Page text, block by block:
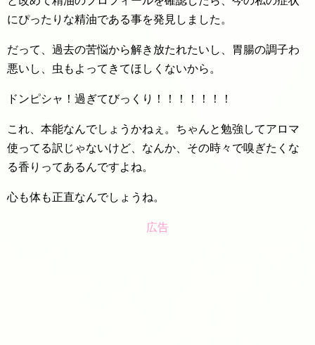
にぴったりな精油である事を発見しました。
だって、過去の苦悩から解き放たれたいし、胃腸の調子わ
悪いし、虫もよってきてほしくないから。
ドンピシャ！過ぎてびっくり！！！！！！！
これ、本能なんでしょうかねぇ。ちゃんと勉強してアロマ
使ってる訳じゃないけど、なんか、その時々で嗅ぎたくな
る香りってあるんですよね。
心も体も正直なんでしょうね。
広告